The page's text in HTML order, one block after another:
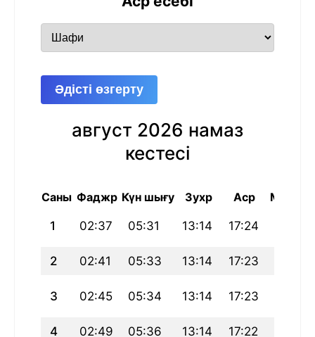
Әдісті өзгерту
август 2026 намаз
кестесі
Саны Фаджр Күн шығу Зухр Аср Магриб
1 02:37 05:31 13:14 17:24
2 02:41 05:33 13:14 17:23
3 02:45 05:34 13:14 17:23
4 02:49 05:36 13:14 17:22